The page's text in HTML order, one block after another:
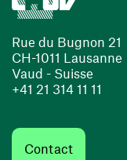
Rue du Bugnon 21
CH-1011 Lausanne
Vaud - Suisse
+41 21 314 11 11
Contact